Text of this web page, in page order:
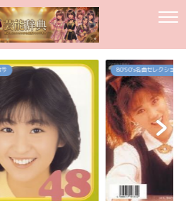
80`90's名曲セレクション